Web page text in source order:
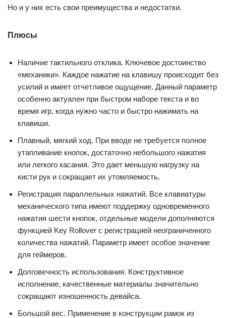
Но и у них есть свои преимущества и недостатки.
Плюсы
Наличие тактильного отклика. Ключевое достоинство
«механики». Каждое нажатие на клавишу происходит без
усилий и имеет отчетливое ощущение. Данный параметр
особенно актуален при быстром наборе текста и во
время игр, когда нужно часто и быстро нажимать на
клавиши.
Плавный, мягкий ход. При вводе не требуется полное
утапливание кнопок, достаточно небольшого нажатия
или легкого касания. Это дает меньшую нагрузку на
кисти рук и сокращает их утомляемость.
Регистрация параллельных нажатий. Все клавиатуры
механического типа имеют поддержку одновременного
нажатия шести кнопок, отдельные модели дополняются
функцией Key Rollover с регистрацией неограниченного
количества нажатий. Параметр имеет особое значение
для геймеров.
Долговечность использования. Конструктивное
исполнение, качественные материалы значительно
сокращают изношенность девайса.
Большой вес. Применение в конструкции рамок из